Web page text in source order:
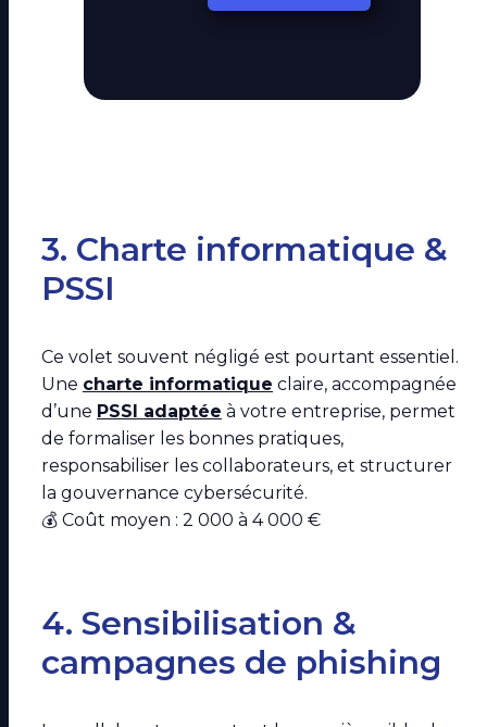
3. Charte informatique &
PSSI
Ce volet souvent négligé est pourtant essentiel.
Une charte informatique claire, accompagnée
d’une PSSI adaptée à votre entreprise, permet
de formaliser les bonnes pratiques,
responsabiliser les collaborateurs, et structurer
la gouvernance cybersécurité.
💰 Coût moyen : 2 000 à 4 000 €
4. Sensibilisation &
campagnes de phishing